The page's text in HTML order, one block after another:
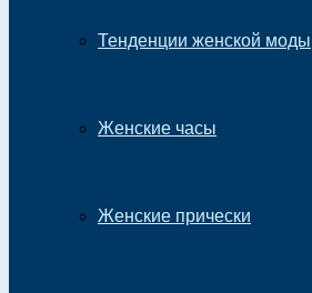
Тенденции женской моды
Женские часы
Женские прически